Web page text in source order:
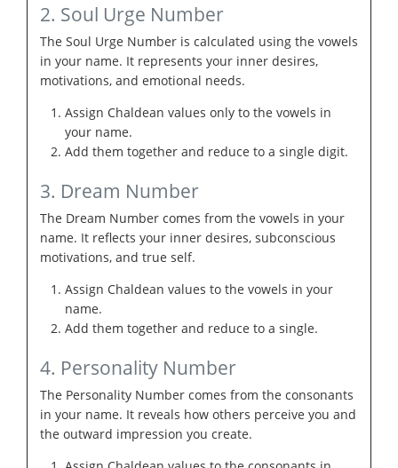
2. Soul Urge Number
The Soul Urge Number is calculated using the vowels
in your name. It represents your inner desires,
motivations, and emotional needs.
Assign Chaldean values only to the vowels in
your name.
Add them together and reduce to a single digit.
3. Dream Number
The Dream Number comes from the vowels in your
name. It reflects your inner desires, subconscious
motivations, and true self.
Assign Chaldean values to the vowels in your
name.
Add them together and reduce to a single.
4. Personality Number
The Personality Number comes from the consonants
in your name. It reveals how others perceive you and
the outward impression you create.